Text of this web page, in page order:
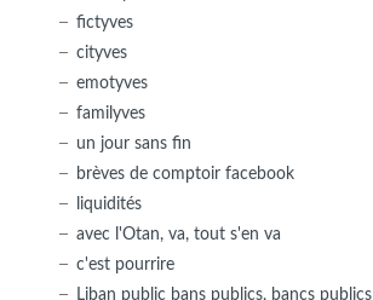
fictyves
cityves
emotyves
familyves
un jour sans fin
brèves de comptoir facebook
liquidités
avec l'Otan, va, tout s'en va
c'est pourrire
Liban public bans publics, bancs publics